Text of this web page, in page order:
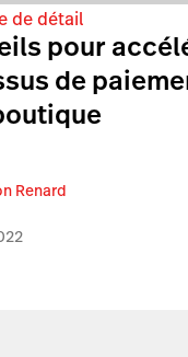
de détail
pour
de
Renard